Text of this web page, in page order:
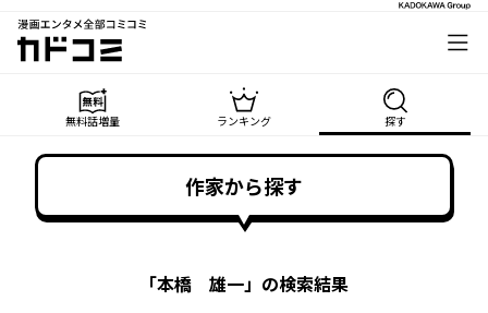
漫画エンタメ全部コミコミ
カドコミ
無料話増量 ランキング 探す
作家から探す
「本橋 雄一」の検索結果